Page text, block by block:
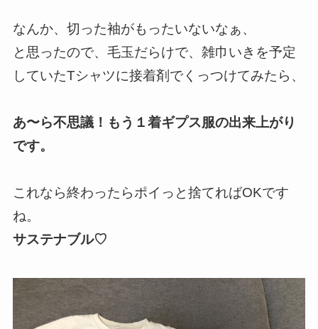
なんか、切った袖がもったいないなぁ、
と思ったので、毛玉だらけで、雑巾いきを予定
していたTシャツに接着剤でくっつけてみたら、
あ〜ら不思議！もう１着ギプス服の出来上がり
です。
これなら終わったらポイっと捨てればOKです
ね。
サステナブル♡